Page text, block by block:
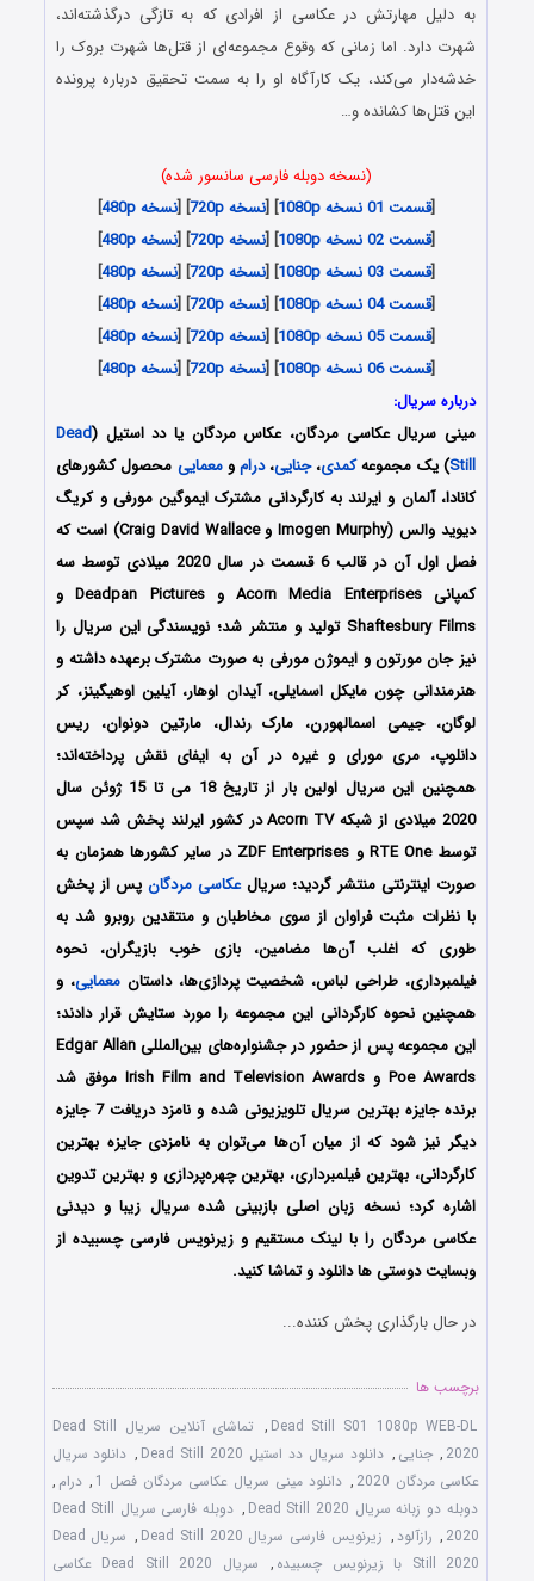
به دلیل مهارتش در عکاسی از افرادی که به تازگی درگذشته‌اند،
شهرت دارد. اما زمانی که وقوع مجموعه‌ای از قتل‌ها شهرت بروک را
خدشه‌دار می‌کند، یک کارآگاه او را به سمت تحقیق درباره پرونده
این قتل‌ها کشانده و…
(نسخه دوبله فارسی سانسور شده)
[قسمت 01 نسخه 1080p ] [نسخه 720p ] [نسخه 480p
]
[قسمت 02 نسخه 1080p ] [نسخه 720p ] [نسخه 480p
]
[قسمت 03 نسخه 1080p ] [نسخه 720p ] [نسخه 480p
]
[قسمت 04 نسخه 1080p ] [نسخه 720p ] [نسخه 480p
]
[قسمت 05 نسخه 1080p ] [نسخه 720p ] [نسخه 480p
]
[قسمت 06 نسخه 1080p ] [نسخه 720p ] [نسخه 480p
]
درباره سریال:
مینی سریال عکاسی مردگان، عکاس مردگان یا دد استیل (Dead
Still) یک مجموعهکمدی،جنایی،درامومعمایی محصول کشورهای
کانادا، آلمان و ایرلند به کارگردانی مشترک ایموگین مورفی و کریگ
دیوید والس (Imogen Murphy و Craig David Wallace) است که
فصل اول آن در قالب 6 قسمت در سال 2020 میلادی توسط سه
کمپانی Acorn Media Enterprises و Deadpan Pictures و
Shaftesbury Films تولید و منتشر شد؛ نویسندگی این سریال را
نیز جان مورتون و ایموژن مورفی به صورت مشترک برعهده داشته و
هنرمندانی چون مایکل اسمایلی، آیدان اوهار، آیلین اوهیگینز، کر
لوگان، جیمی اسمالهورن، مارک رندال، مارتین دونوان، ریس
دانلوپ، مری مورای و غیره در آن به ایفای نقش پرداخته‌اند؛
همچنین این سریال اولین بار از تاریخ 18 می تا 15 ژوئن سال
2020 میلادی از شبکه Acorn TV در کشور ایرلند پخش شد سپس
توسط RTE One و ZDF Enterprises در سایر کشورها همزمان به
صورت اینترنتی منتشر گردید؛ سریالعکاسی مردگانپس از پخش
با نظرات مثبت فراوان از سوی مخاطبان و منتقدین روبرو شد به
طوری که اغلب آن‌ها مضامین، بازی خوب بازیگران، نحوه
فیلمبرداری، طراحی لباس، شخصیت پردازی‌ها، داستان معمایی، و
همچنین نحوه کارگردانی این مجموعه را مورد ستایش قرار دادند؛
این مجموعه پس از حضور در جشنواره‌های بین‌المللی Edgar Allan
Poe Awards و Irish Film and Television Awards موفق شد
برنده جایزه بهترین سریال تلویزیونی شده و نامزد دریافت 7 جایزه
دیگر نیز شود که از میان آن‌ها می‌توان به نامزدی جایزه بهترین
کارگردانی، بهترین فیلمبرداری، بهترین چهره‌پردازی و بهترین تدوین
اشاره کرد؛ نسخه زبان اصلی بازبینی شده سریال زیبا و دیدنی
عکاسی مردگان را با لینک مستقیم و زیرنویس فارسی چسبیده از
وبسایت دوستی ها دانلود و تماشا کنید.
در حال بارگذاری پخش کننده...
برچسب ها
Dead Still S01 1080p WEB-DL
,
تماشای آنلاین سریال Dead Still
2020
, جنایی , دانلود سریال دد استیل Dead Still 2020 , دانلود سریال
عکاسی مردگان 2020
, دانلود مینی سریال عکاسی مردگان فصل 1 , درام ,
دوبله دو زبانه سریال Dead Still 2020
,
دوبله فارسی سریال Dead Still
2020
, رازآلود , زیرنویس فارسی سریال Dead Still 2020 ,
سریال Dead
Still 2020 با زیرنویس چسبیده
,
سریال Dead Still 2020 عکاسی